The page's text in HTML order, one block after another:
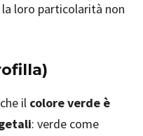
la loro particolarità non
il colore verde è
: verde come